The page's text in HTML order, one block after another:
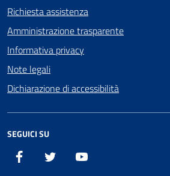
Richiesta assistenza
Amministrazione trasparente
Informativa privacy
Note legali
Dichiarazione di accessibilità
SEGUICI SU
Facebook